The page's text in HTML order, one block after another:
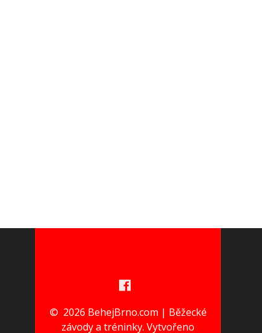
© 2026 BehejBrno.com | Běžecké
závody a tréninky. Vytvořeno